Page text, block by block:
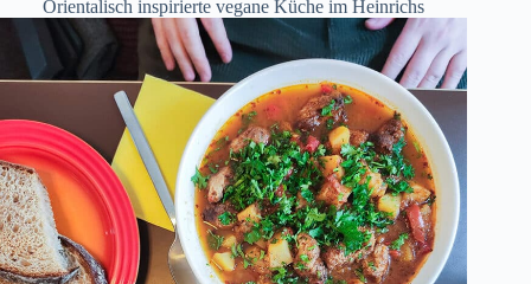
Orientalisch inspirierte vegane Küche im Heinrichs